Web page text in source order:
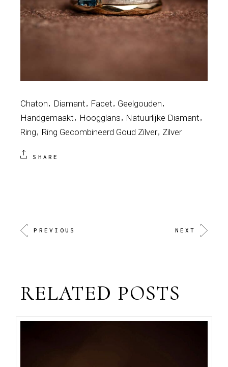
Chaton Diamant Facet Geelgouden
Handgemaakt
Hoogglans
Natuurlijke Diamant
Ring
Ring Gecombineerd Goud Zilver Zilver
SHARE
PREVIOUS NEXT
RELATED POSTS